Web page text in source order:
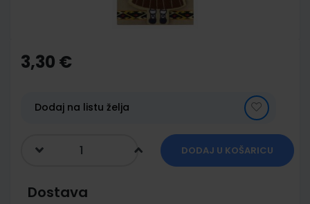
the
beginning
gallery
3,30 €
Dodaj na listu želja
DODAJ U KOŠARICU
Dostava